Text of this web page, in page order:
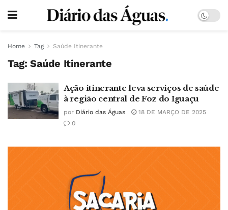
Home Tag Saúde Itinerante
Tag: Saúde Itinerante
Ação itinerante leva serviços de saúde
à região central de Foz do Iguaçu
por Diário das Águas
18 DE MARÇO DE 2025
0